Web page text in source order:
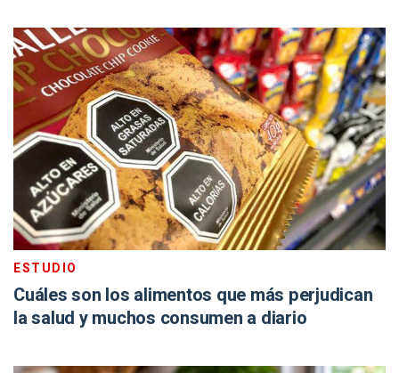
ESTUDIO
Cuáles son los alimentos que más perjudican
la salud y muchos consumen a diario